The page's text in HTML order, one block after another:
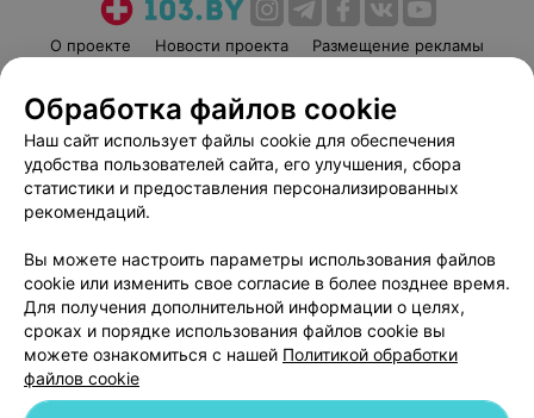
О проекте Новости проекта
Размещение рекламы
Пользовательское соглашение
Способы оплаты
Вакансии
Партнеры
Написать руководителю 103.by
Обработка персональных данных
Обработка файлов cookie
Наш сайт использует файлы cookie для обеспечения
удобства пользователей сайта, его улучшения, сбора
статистики и предоставления персонализированных
рекомендаций.
Вы можете настроить параметры использования файлов
cookie или изменить свое согласие в более позднее время.
Для получения дополнительной информации о целях,
сроках и порядке использования файлов cookie вы
можете ознакомиться с нашей Политикой обработки
файлов cookie